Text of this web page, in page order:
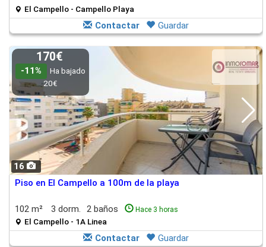
El Campello - Campello Playa
Contactar Guardar
16
170€
-11%
Ha bajado
20€
Piso en El Campello a 100m de la playa
102 m² 3 dorm. 2 baños Hace 3 horas
El Campello - 1A Linea
Contactar Guardar